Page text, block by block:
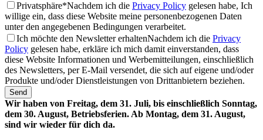
Privatsphäre*Nachdem ich die Privacy Policy gelesen habe, Ich
willige ein, dass diese Website meine personenbezogenen Daten
unter den angegebenen Bedingungen verarbeitet.
Ich möchte den Newsletter erhaltenNachdem ich die Privacy
Policy gelesen habe, erkläre ich mich damit einverstanden, dass
diese Website Informationen und Werbemitteilungen, einschließlich
des Newsletters, per E-Mail versendet, die sich auf eigene und/oder
Produkte und/oder Dienstleistungen von Drittanbietern beziehen.
Send
Wir haben von Freitag, dem 31. Juli, bis einschließlich Sonntag,
dem 30. August, Betriebsferien. Ab Montag, dem 31. August,
sind wir wieder für dich da.